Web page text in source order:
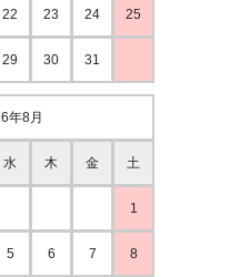
22 23 24 25
29 30 31
年8月
水 木 金 土
1
5 6 7 8